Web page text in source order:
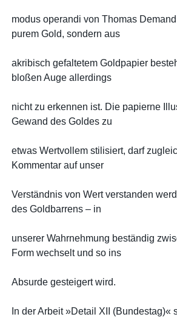
modus operandi von Thomas
purem Gold, sondern aus
akribisch gefaltetem Goldpapier
bloßen Auge allerdings
nicht zu erkennen ist. Die papierne
Gewand des Goldes zu
etwas Wertvollem stilisiert, darf
Kommentar auf unser
Verständnis von Wert verstanden
des Goldbarrens – in
unserer Wahrnehmung beständig
Form wechselt und so ins
Absurde gesteigert wird.
In der Arbeit »Detail XII (Bundestag)«